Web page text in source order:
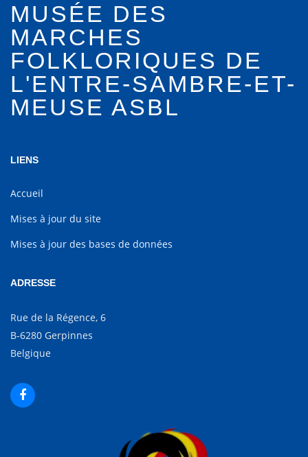
MUSÉE DES
MARCHES
FOLKLORIQUES DE
L'ENTRE-SAMBRE-ET-
MEUSE ASBL
LIENS
Accueil
Mises à jour du site
Mises à jour des bases de données
ADRESSE
Rue de la Régence, 6
B-6280 Gerpinnes
Belgique